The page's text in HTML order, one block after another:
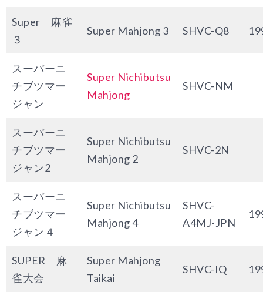
Super 麻雀
３
Super Mahjong 3 SHVC-Q8
スーパーニ
チブツマー
ジャン
Super Nichibutsu
Mahjong
SHVC-NM
スーパーニ
チブツマー
ジャン2
Super Nichibutsu
Mahjong 2
SHVC-2N
スーパーニ
チブツマー
ジャン４
Super Nichibutsu
Mahjong 4
SHVC-
A4MJ-JPN
SUPER 麻
雀大会
Super Mahjong
Taikai
SHVC-IQ